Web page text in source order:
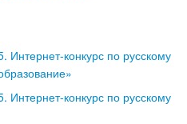
Интернет-конкурс по русскому
Интернет-конкурс по русскому